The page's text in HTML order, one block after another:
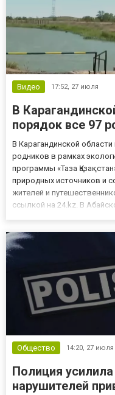
Видео 17:52, 27 июля
В
порядок все 97
В Карагандинской
родников в рамках
программы «Таза
природных источников и
жителей и
ссылкой на 24.kz. В
террито...
Общество 14:20, 27 июля
Полиция
нарушителей